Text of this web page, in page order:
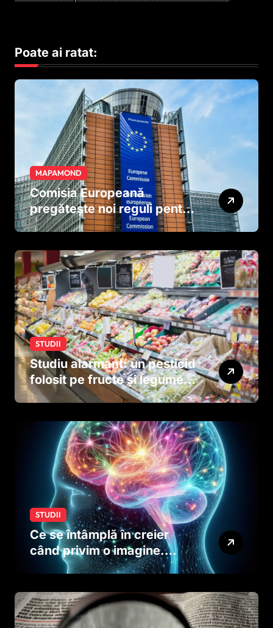
Poate ai ratat:
MAPAMOND
Comisia Europeană
pregătește noi reguli pentru
tutun și țigările electronice
STUDII
Studiu alarmant: un pesticid
folosit pe fructe și legume
ar putea afecta dezvoltarea
dinainte de naștere
STUDII
Ce se întâmplă în creier
când privim o imagine.
Studiul care explică rolul